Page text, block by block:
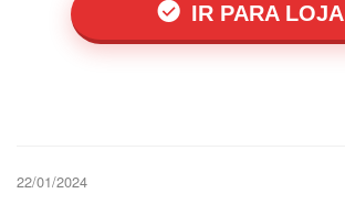
IR PARA LOJA
22/01/2024